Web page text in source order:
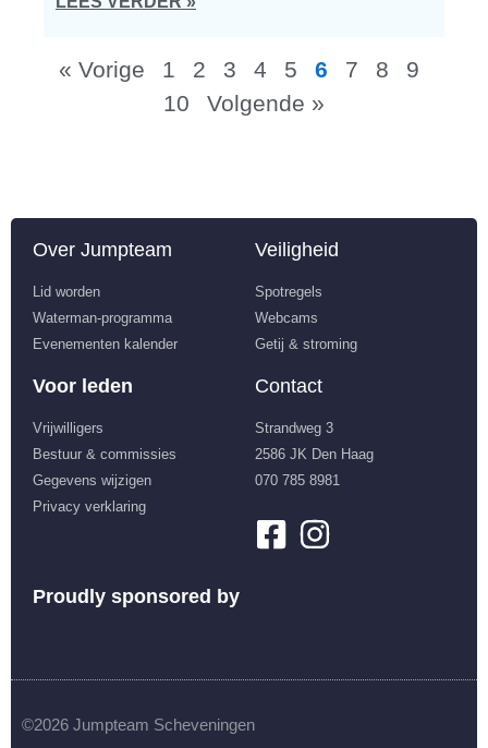
« Vorige 1 2 3 4 5 6 7 8
9
10
Volgende »
Over Jumpteam
Lid worden
Waterman-programma
Evenementen kalender
Veiligheid
Spotregels
Webcams
Getij & stroming
Voor leden
Vrijwilligers
Bestuur & commissies
Gegevens wijzigen
Privacy verklaring
Contact
Strandweg 3
2586 JK Den Haag
070 785 8981
Proudly sponsored by
©2026 Jumpteam Scheveningen